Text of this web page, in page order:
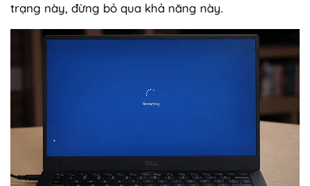
trạng này, đừng bỏ qua khả năng này.